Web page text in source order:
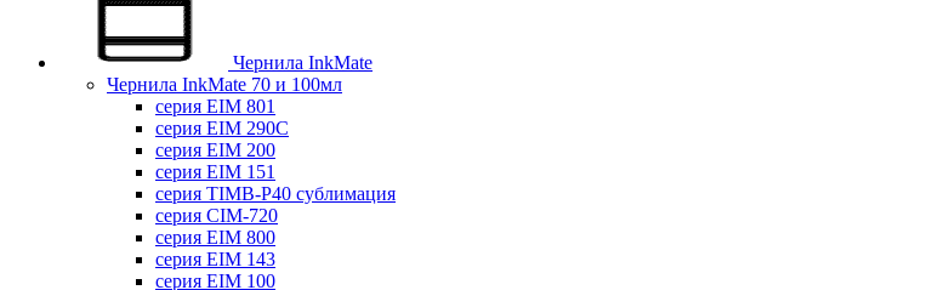
Чернила InkMate
Чернила InkMate 70 и 100мл
серия EIM 801
серия EIM 290C
серия EIM 200
серия EIM 151
серия TIMB-P40 сублимация
серия CIM-720
серия EIM 800
серия EIM 143
серия EIM 100